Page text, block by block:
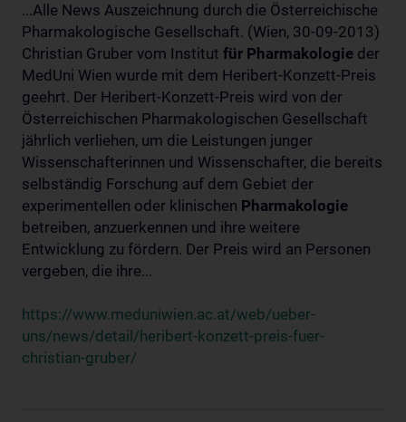
...Alle News Auszeichnung durch die Österreichische
Pharmakologische Gesellschaft. (Wien, 30-09-2013)
Christian Gruber vom Institut für Pharmakologie der
MedUni Wien wurde mit dem Heribert-Konzett-Preis
geehrt. Der Heribert-Konzett-Preis wird von der
Österreichischen Pharmakologischen Gesellschaft
jährlich verliehen, um die Leistungen junger
Wissenschafterinnen und Wissenschafter, die bereits
selbständig Forschung auf dem Gebiet der
experimentellen oder klinischen Pharmakologie
betreiben, anzuerkennen und ihre weitere
Entwicklung zu fördern. Der Preis wird an Personen
vergeben, die ihre...
https://www.meduniwien.ac.at/web/ueber-
uns/news/detail/heribert-konzett-preis-fuer-
christian-gruber/